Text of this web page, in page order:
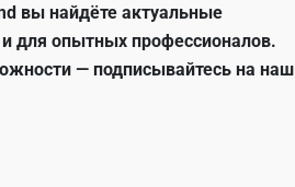
вы найдёте актуальные
для опытных профессионалов.
— подписывайтесь на наш